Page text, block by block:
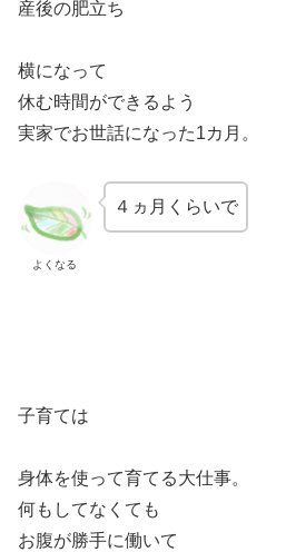
産後の肥立ち
横になって
休む時間ができるよう
実家でお世話になった1カ月。
よくなる
４ヵ月くらいで
子育ては
身体を使って育てる大仕事。
何もしてなくても
お腹が勝手に働いて